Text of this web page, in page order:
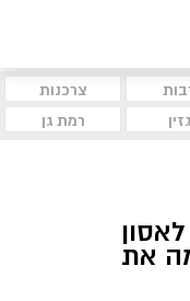
צרכנות
רמת גן
את